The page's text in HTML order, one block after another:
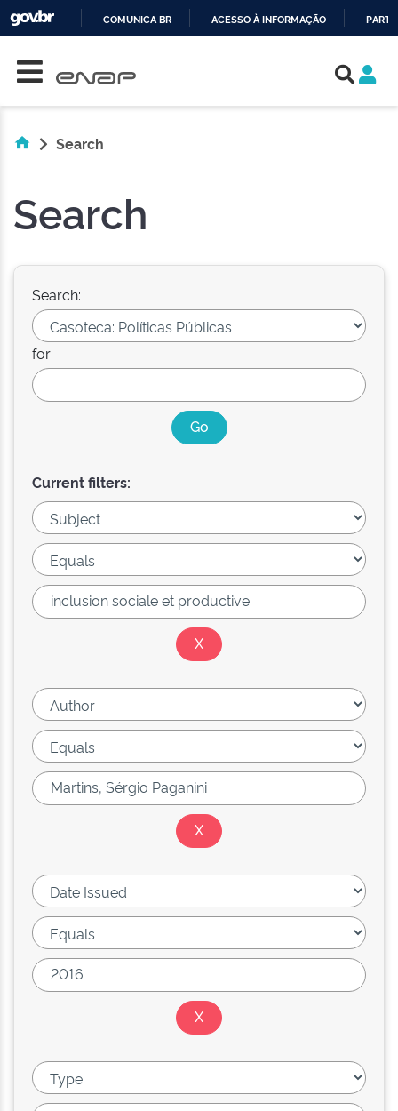
COMUNICA BR ACESSO À INFORMAÇÃO
Search
Search
Search:
for
Current filters: